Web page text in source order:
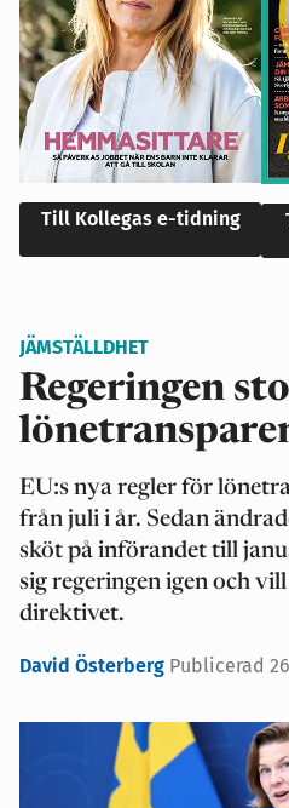
Till Kollegas e-tidning
JÄMSTÄLLDHET
Regeringen
EU:s nya regler för
från juli i år. Sedan
sköt på införandet till
sig regeringen igen och
direktivet.
David Österberg Publicerad